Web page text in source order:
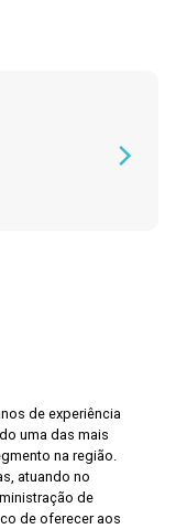
de experiência
uma das mais
na região.
atuando no
de
de oferecer aos